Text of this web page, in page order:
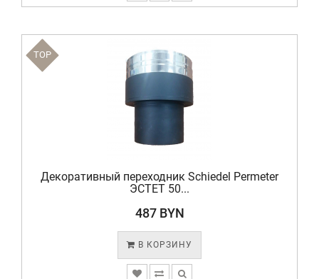
TOP
Декоративный переходник Schiedel Permeter
ЭСТЕТ 50...
487 BYN
В КОРЗИНУ